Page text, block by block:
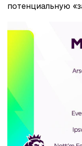
потенциальную